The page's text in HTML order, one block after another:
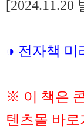
[2024.11.20
◑ 전자책
※ 이 책은
텐츠몰 바